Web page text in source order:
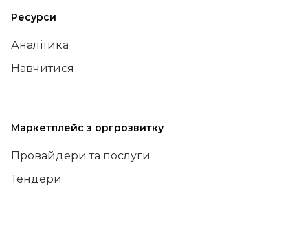
Ресурси
Аналітика
Навчитися
Маркетплейс з оргрозвитку
Провайдери та послуги
Тендери